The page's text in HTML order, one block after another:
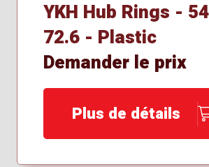
YKH Hub Rings -
72.6 - Plastic
Demander le prix
Plus de détails